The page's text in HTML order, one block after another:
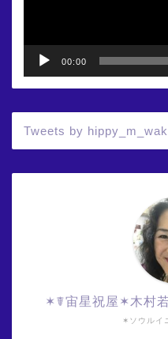
00:00
Tweets by
✶ソウルイ
✶☤宙星祝屋✶木村